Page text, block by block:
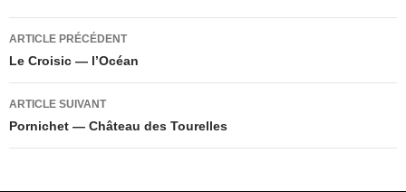
Navigation
des
articles
ARTICLE PRÉCÉDENT
Le Croisic — l’Océan
ARTICLE SUIVANT
Pornichet — Château des Tourelles